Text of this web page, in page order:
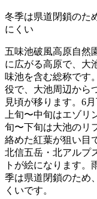
冬季は県道閉鎖のた
にくい
五味池破風高原自然
に広がる高原で、大
味池を含む総称です
役で、大池周辺から
見頃が移ります。6
上旬〜中旬はエゾリ
旬〜下旬は大池のリ
絡めた紅葉が狙い目
北信五岳・北アルプ
トが絵になります。
季は県道閉鎖のため
くいです。